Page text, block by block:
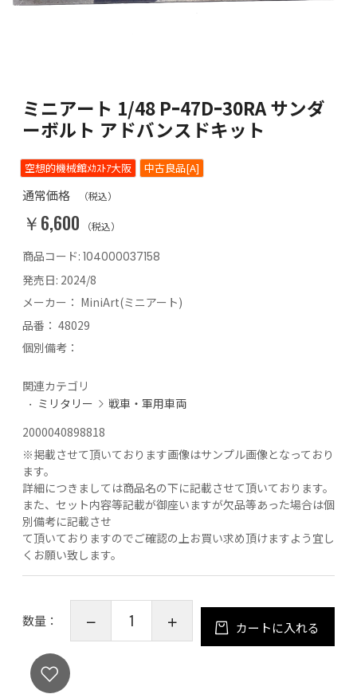
ミニアート 1/48 Pｰ47Dｰ30RA サンダ
ーボルト アドバンスドキット
空想的機械館ﾒｶｽﾄｱ大阪 中古良品[A]
通常価格 （税込）
￥6,600 （税込）
商品コード: 104000037158
発売日: 2024/8
メーカー： MiniArt(ミニアート)
品番： 48029
個別備考：
関連カテゴリ
ミリタリー
戦車・軍用車両
2000040898818
※掲載させて頂いております画像はサンプル画像となっており
ます。
詳細につきましては商品名の下に記載させて頂いております。
また、セット内容等記載が御座いますが欠品等あった場合は個
別備考に記載させ
て頂いておりますのでご確認の上お買い求め頂けますよう宜し
くお願い致します。
数量： カートに入れる